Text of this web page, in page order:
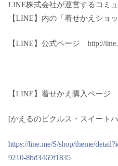
LINE株式会社が運営するコミ
【LINE】内の「着せかえショ
【LINE】公式ページ http://
【LINE】着せかえ購入ページ
[かえるのピクルス・スイート
https://line.me/S/shop/theme/
9210-8bd3469f1835